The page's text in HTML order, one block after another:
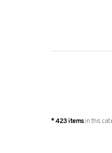
* 423 itemsin this